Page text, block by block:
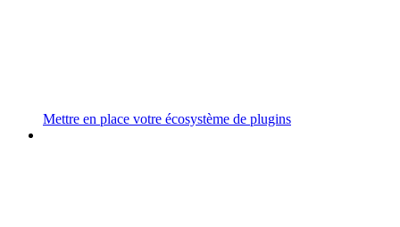
Mettre en place votre écosystème de plugins